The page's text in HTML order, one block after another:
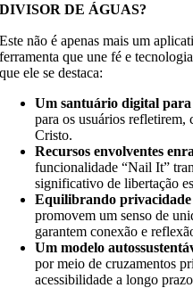
DIVISOR DE ÁGUAS?
Este não é apenas mais um
ferramenta que une fé e
que ele se destaca:
Um santuário digital para
para os usuários refletirem,
Cristo.
Recursos envolventes
funcionalidade “Nail It”
significativo de libertação
Equilibrando privacidade
promovem um senso de
garantem conexão e
Um modelo
por meio de cruzamentos
acessibilidade a longo